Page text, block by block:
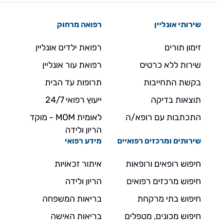
שירותי אונליין
זימון תורים
שירות ללא כרטיס
בקשת התחייבות
תוצאות בדיקה
התכתבות עם רופא/ה
רפואה מרחוק
רפואת ילדים אונליין
רפואת עור אונליין
תרופות עד הבית
ייעוץ רפואי 24/7
לאומית MOM - מוקד
הריון ולידה
שירותים ומרכזים רפואיים
חיפוש רופאים ורופאות
חיפוש מרכזים רפואים
חיפוש בתי מרקחת
חיפוש מכונים, מטפלים
מידע רפואי
איתור זכאויות
הריון ולידה
בריאות המשפחה
בריאות האישה